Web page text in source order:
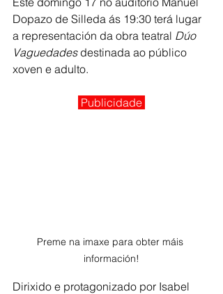
Dopazo de Silleda ás 19:30 terá lugar
a representación da obra teatral Dúo
Vaguedades destinada ao público
xoven e adulto.
Publicidade
Preme na imaxe para obter máis
información!
Dirixido e protagonizado por Isabel